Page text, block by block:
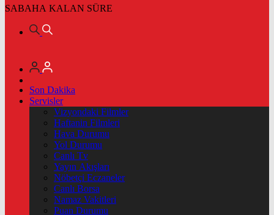
SABAHA KALAN SÜRE
Son Dakika
Servisler
Vizyondaki Filmler
Haftanin Filmleri
Hava Durumu
Yol Durumu
Canlı Tv
Yayın Akışları
Nöbetçi Eczaneler
Canlı Borsa
Namaz Vakitleri
Puan Durumu